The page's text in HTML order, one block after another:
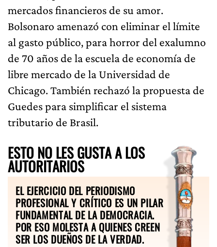
mercados financieros de su amor.
Bolsonaro amenazó con eliminar el límite
al gasto público, para horror del exalumno
de 70 años de la escuela de economía de
libre mercado de la Universidad de
Chicago. También rechazó la propuesta de
Guedes para simplificar el sistema
tributario de Brasil.
ESTO NO LES GUSTA A LOS
AUTORITARIOS
EL EJERCICIO DEL PERIODISMO
PROFESIONAL Y CRÍTICO ES UN PILAR
FUNDAMENTAL DE LA DEMOCRACIA.
POR ESO MOLESTA A QUIENES CREEN
SER LOS DUEÑOS DE LA VERDAD.